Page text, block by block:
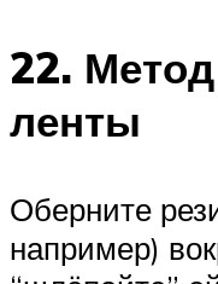
22.
ленты
Оберните
например)